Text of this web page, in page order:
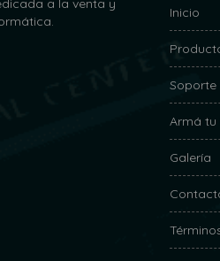
a la venta y
Inicio
Soporte
Armá tu
Galería